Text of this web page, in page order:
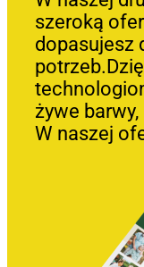
szeroką
dopasujesz
żywe
W naszej